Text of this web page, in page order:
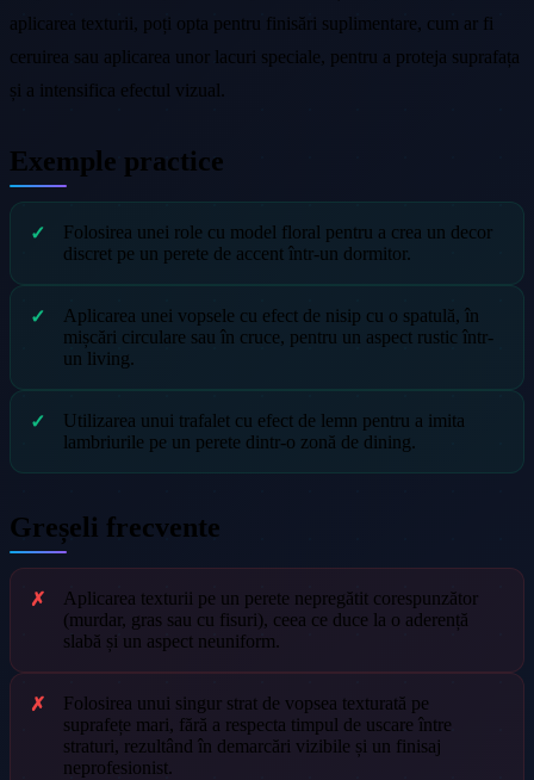
aplicarea texturii, poți opta pentru finisări suplimentare, cum ar fi
ceruirea sau aplicarea unor lacuri speciale, pentru a proteja suprafața
și a intensifica efectul vizual.
Exemple practice
Folosirea unei role cu model floral pentru a crea un decor
discret pe un perete de accent într-un dormitor.
Aplicarea unei vopsele cu efect de nisip cu o spatulă, în
mișcări circulare sau în cruce, pentru un aspect rustic într-
un living.
Utilizarea unui trafalet cu efect de lemn pentru a imita
lambriurile pe un perete dintr-o zonă de dining.
Greșeli frecvente
Aplicarea texturii pe un perete nepregătit corespunzător
(murdar, gras sau cu fisuri), ceea ce duce la o aderență
slabă și un aspect neuniform.
Folosirea unui singur strat de vopsea texturată pe
suprafețe mari, fără a respecta timpul de uscare între
straturi, rezultând în demarcări vizibile și un finisaj
neprofesionist.